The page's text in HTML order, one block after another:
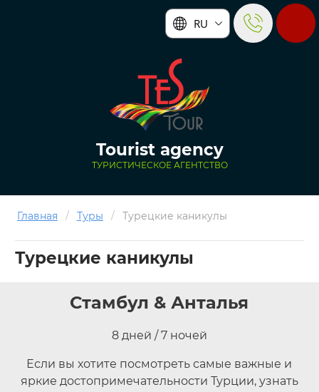
RU
Tourist agency
ТУРИСТИЧЕСКОЕ АГЕНТСТВО
Главная / Туры / Турецкие каникулы
Турецкие каникулы
Стамбул & Анталья
8 дней / 7 ночей
Если вы хотите посмотреть самые важные и
яркие достопримечательности Турции, узнать